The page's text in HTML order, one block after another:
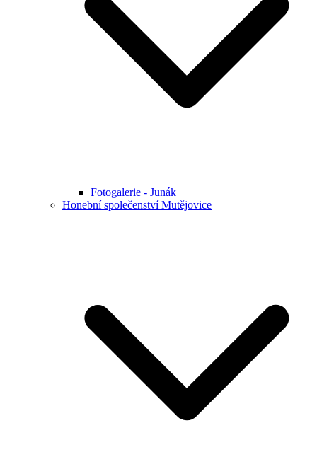
Fotogalerie - Junák
Honební společenství Mutějovice